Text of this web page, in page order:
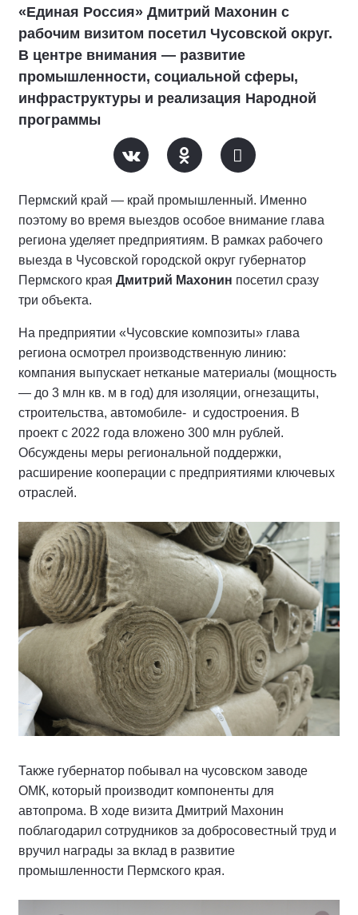
«Единая Россия» Дмитрий Махонин с
рабочим визитом посетил Чусовской округ.
В центре внимания — развитие
промышленности, социальной сферы,
инфраструктуры и реализация Народной
программы
Пермский край — край промышленный. Именно
поэтому во время выездов особое внимание глава
региона уделяет предприятиям. В рамках рабочего
выезда в Чусовской городской округ губернатор
Пермского края Дмитрий Махонин посетил сразу
три объекта.
На предприятии «Чусовские композиты» глава
региона осмотрел производственную линию:
компания выпускает нетканые материалы (мощность
— до 3 млн кв. м в год) для изоляции, огнезащиты,
строительства, автомобиле- и судостроения. В
проект с 2022 года вложено 300 млн рублей.
Обсуждены меры региональной поддержки,
расширение кооперации с предприятиями ключевых
отраслей.
Также губернатор побывал на чусовском заводе
ОМК, который производит компоненты для
автопрома. В ходе визита Дмитрий Махонин
поблагодарил сотрудников за добросовестный труд и
вручил награды за вклад в развитие
промышленности Пермского края.